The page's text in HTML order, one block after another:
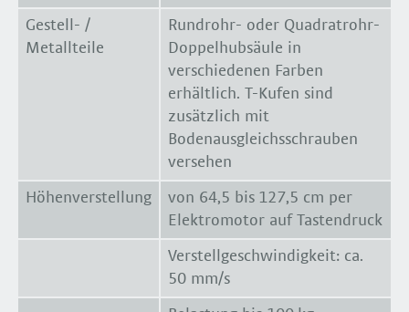
Gestell- /
Metallteile
Rundrohr- oder Quadratrohr-
Doppelhubsäule in
verschiedenen Farben
erhältlich. T-Kufen sind
zusätzlich mit
Bodenausgleichsschrauben
versehen
Höhenverstellung
von 64,5 bis 127,5 cm per
Elektromotor auf Tastendruck
Verstellgeschwindigkeit: ca.
50 mm/s